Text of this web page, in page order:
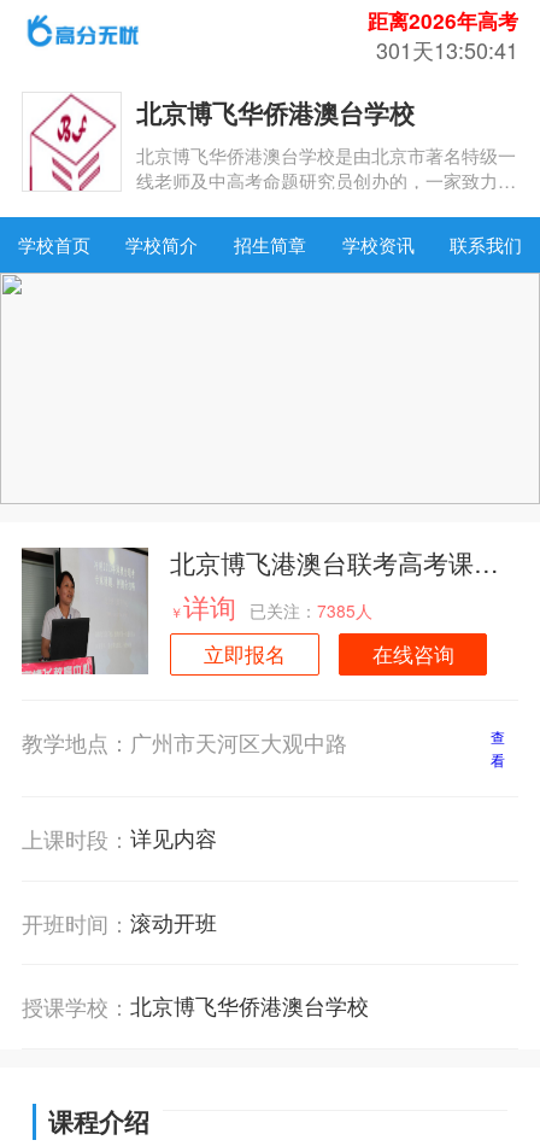
距离2026年高考
301天13:50:40
北京博飞华侨港澳台学校
北京博飞华侨港澳台学校是由北京市著名特级一
线老师及中高考命题研究员创办的，一家致力于
构。
学校首页 学校简介 招生简章 学校资讯 联系我们
北京博飞港澳台联考高考课程
辅导广州班招生简章
￥详询 已关注： 7385人
立即报名 在线咨询
教学地点： 广州市天河区大观中路
查
看
上课时段： 详见内容
开班时间： 滚动开班
授课学校： 北京博飞华侨港澳台学校
课程介绍